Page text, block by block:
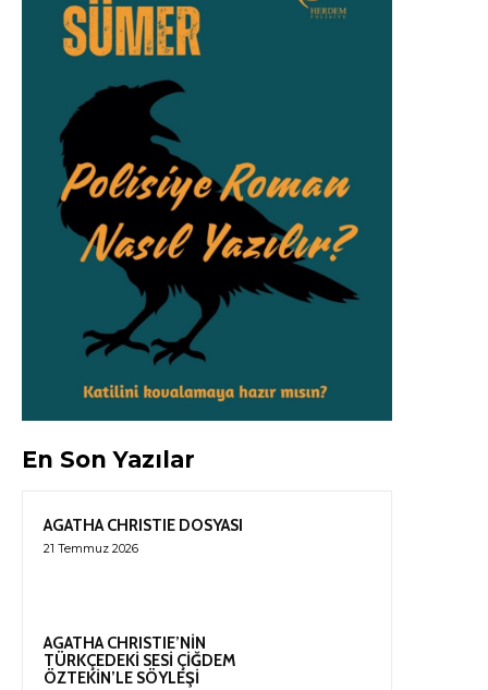
En Son Yazılar
AGATHA CHRISTIE DOSYASI
21 Temmuz 2026
AGATHA CHRISTIE’NİN
TÜRKÇEDEKİ SESİ ÇİĞDEM
ÖZTEKİN’LE SÖYLEŞİ